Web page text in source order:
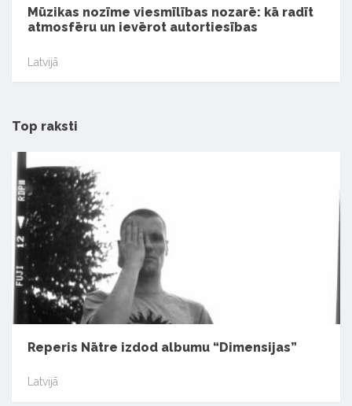
Mūzikas nozīme viesmīlības nozarē: kā radīt
atmosfēru un ievērot autortiesības
Latvijā
Top raksti
Reperis Nātre izdod albumu “Dimensijas”
Latvijā